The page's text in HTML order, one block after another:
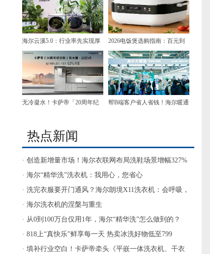
海尔云溪5.0：行业率先实现厚
棉被轻松洗的洗衣机
2026电饭煲选购指南：百元到
千元，专业解读高性价比选择
无冷凝水！卡萨帝「20周年纪 帮B端客户省人省钱！海尔暖通
热点新闻
· 创造新增量市场！海尔衣联网布局洗鞋场景增幅327%
· 海尔“精华洗”洗衣机：我用心，您省心
· 洗完衣服要开门通风？海尔朗境X11洗衣机：会呼吸，
防异味
· 海尔洗衣机的涅槃与重生
· 从0到100万台仅用1年，海尔“精华洗”怎么做到的？
· 818上“真快乐”鲜享每一天 热卖冰洗好物低至799
· 填补行业空白！卡萨帝牵头《平嵌一体洗衣机、干衣